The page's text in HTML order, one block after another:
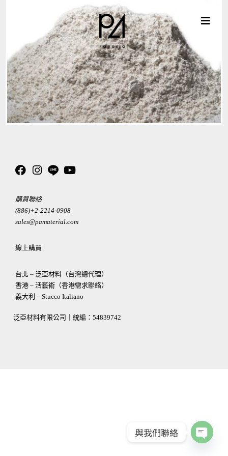
購買聯絡
(886)+2-2214-0908
sales@pamaterial.com
線上購買
台北 – 泛亞材料（台灣總代理）
香港 – 活藝術（香港需求聯絡）
義大利 – Stucco Italiano
泛亞材料有限公司｜統編： 54839742
與我們聯絡